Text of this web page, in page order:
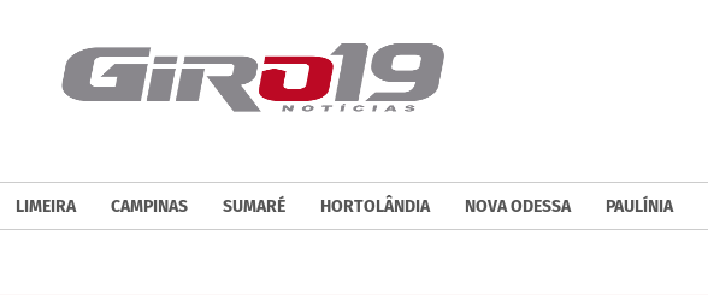
LIMEIRA CAMPINAS SUMARÉ HORTOLÂNDIA NOVA ODESSA PAULÍNIA